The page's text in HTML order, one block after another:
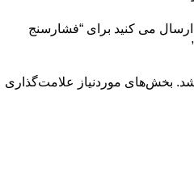
ارسال می کنید برای “فشارسنج
بخش‌های موردنیاز علامت‌گذاری